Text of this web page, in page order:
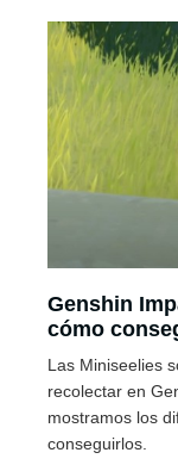
Genshin
cómo
Las Miniseelies
recolectar en
mostramos los
conseguirlos.